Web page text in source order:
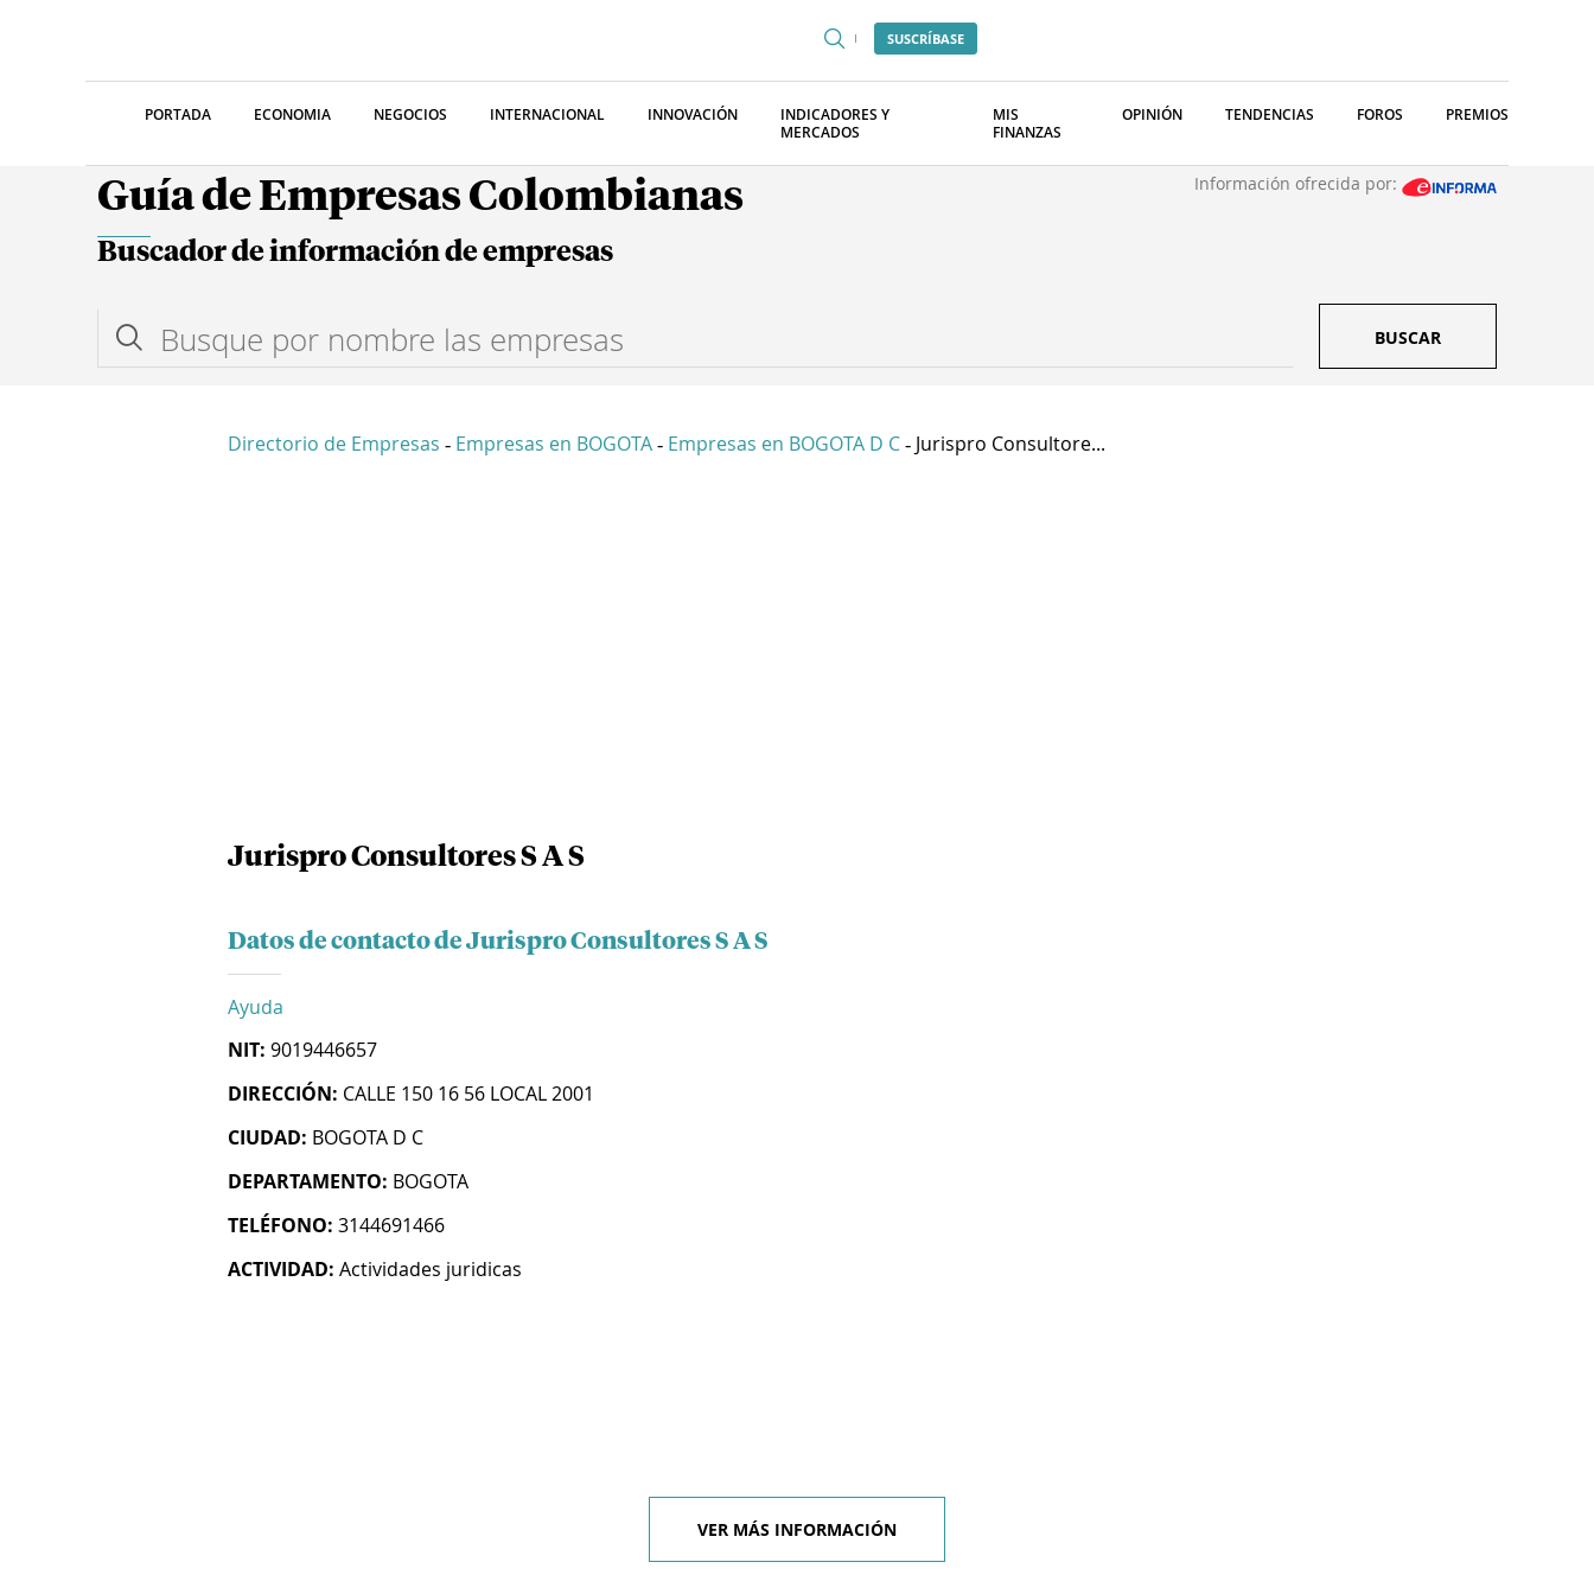
SUSCRÍBASE
PORTADA ECONOMIA NEGOCIOS INTERNACIONAL INNOVACIÓN
INDICADORES Y
MERCADOS
MIS
FINANZAS
OPINIÓN TENDENCIAS FOROS PREMIOS
Guía de Empresas Colombianas Información ofrecida por:
Buscador de información de empresas
BUSCAR
Directorio de Empresas - Empresas en BOGOTA - Empresas en BOGOTA D C - Jurispro Consultore...
Jurispro Consultores S A S
Datos de contacto de Jurispro Consultores S A S
Ayuda
NIT: 9019446657
DIRECCIÓN: CALLE 150 16 56 LOCAL 2001
CIUDAD: BOGOTA D C
DEPARTAMENTO: BOGOTA
TELÉFONO: 3144691466
ACTIVIDAD: Actividades juridicas
VER MÁS INFORMACIÓN